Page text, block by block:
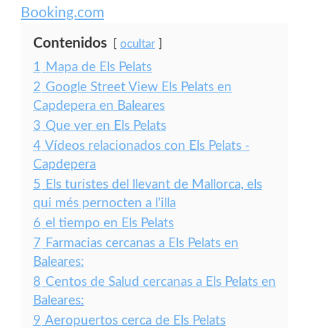
Booking.com
Contenidos ocultar
1 Mapa de Els Pelats
2 Google Street View Els Pelats en
Capdepera en Baleares
3 Que ver en Els Pelats
4 Vídeos relacionados con Els Pelats -
Capdepera
5 Els turistes del llevant de Mallorca, els
qui més pernocten a l’illa
6 el tiempo en Els Pelats
7 Farmacias cercanas a Els Pelats en
Baleares:
8 Centos de Salud cercanas a Els Pelats en
Baleares:
9 Aeropuertos cerca de Els Pelats